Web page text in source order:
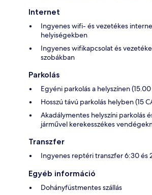
Internet
Ingyenes wifi- és vezetékes
helyiségekben
Ingyenes wifikapcsolat és
szobákban
Parkolás
Egyéni parkolás a helyszínen
Hosszú távú parkolás helyben (15
Akadálymentes helyszíni parkolás
járművel kerekesszékes
Transzfer
Ingyenes reptéri transzfer 6:30 és
Egyéb információ
Dohányfüstmentes szállás